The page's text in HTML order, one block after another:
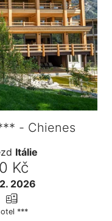
- Chienes
Itálie
Kč
2026
***